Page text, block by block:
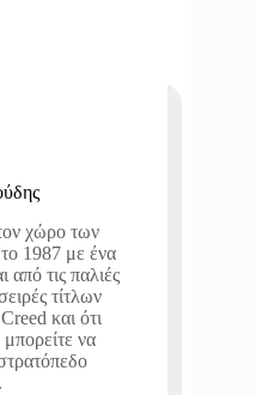
χώρο των
1987 με ένα
τις παλιές
τίτλων
και ότι
να